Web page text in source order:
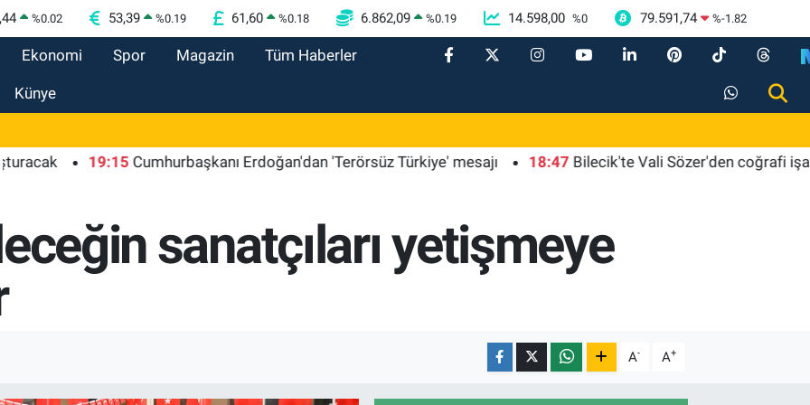
%0.02 53,39 %0.19 61,60 %0.18 6.862,09 %0.19 14.598,00 %0 79.591,74 %-1.82
Ekonomi Spor Magazin Tüm Haberler
Künye
19:15 Cumhurbaşkanı Erdoğan'dan 'Terörsüz Türkiye' mesajı 18:47 Bilecik'te Vali Sözer'den coğrafi işaretli
sanatçıları yetişmeye
A- A+